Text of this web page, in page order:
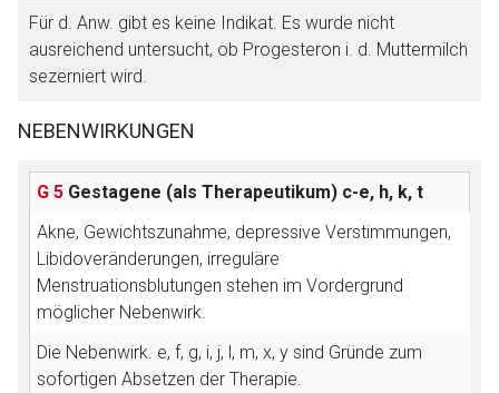
Für d. Anw. gibt es keine Indikat. Es wurde nicht
ausreichend untersucht, ob Progesteron i. d. Muttermilch
sezerniert wird.
NEBENWIRKUNGEN
G 5 Gestagene (als Therapeutikum) c-e, h, k, t
Akne, Gewichtszunahme, depressive Verstimmungen,
Libidoveränderungen, irreguläre
Menstruationsblutungen stehen im Vordergrund
möglicher Nebenwirk.
Die Nebenwirk. e, f, g, i, j, l, m, x, y sind Gründe zum
sofortigen Absetzen der Therapie.